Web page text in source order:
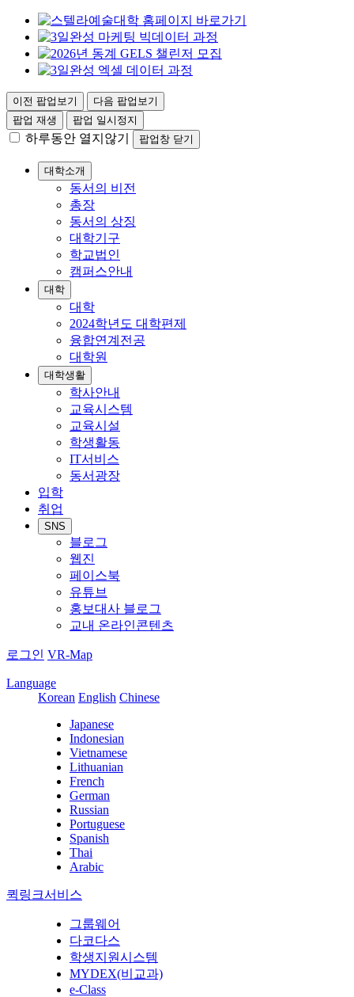
이전 팝업보기
다음 팝업보기
팝업 재생
팝업 일시정지
하루동안 열지않기 팝업창 닫기
대학소개
동서의 비전
총장
동서의 상징
대학기구
학교법인
캠퍼스안내
대학
대학
2024학년도 대학편제
융합연계전공
대학원
대학생활
학사안내
교육시스템
교육시설
학생활동
IT서비스
동서광장
입학
취업
SNS
블로그
웹진
페이스북
유튜브
홍보대사 블로그
교내 온라인콘텐츠
로그인 VR-Map
Language
Korean English Chinese
Japanese
Indonesian
Vietnamese
Lithuanian
French
German
Russian
Portuguese
Spanish
Thai
Arabic
퀵링크서비스
그룹웨어
다코다스
학생지원시스템
MYDEX(비교과)
e-Class